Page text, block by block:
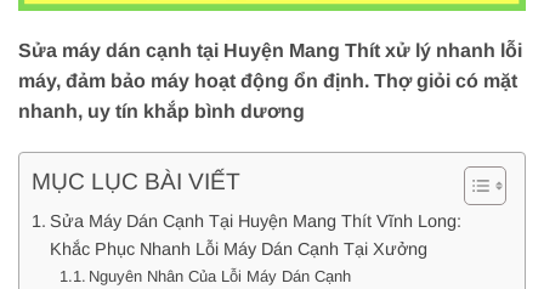
Sửa máy dán cạnh tại Huyện Mang Thít xử lý nhanh lỗi
máy, đảm bảo máy hoạt động ổn định. Thợ giỏi có mặt
nhanh, uy tín khắp bình dương
MỤC LỤC BÀI VIẾT
Sửa Máy Dán Cạnh Tại Huyện Mang Thít Vĩnh Long:
Khắc Phục Nhanh Lỗi Máy Dán Cạnh Tại Xưởng
Nguyên Nhân Của Lỗi Máy Dán Cạnh